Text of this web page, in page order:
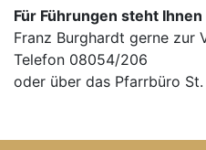
Für Führungen steht Ihnen
Franz Burghardt gerne zur
Telefon 08054/206
oder über das Pfarrbüro